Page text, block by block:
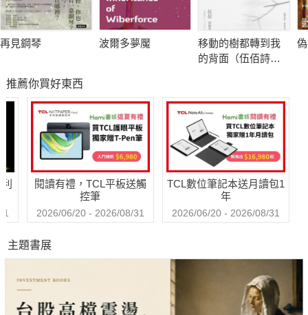
乎現代感官的體驗；在古詩之中，再次發現到生命格局遠遠超出
狹隘的水泥高樓，心胸原來也可以這般清明遼闊。
再見鋼琴 波爾多夢魘
移動的樹都轉到我
的背面（伍佰詩歌
推薦你買好東西
閱讀有禮，TCL平板送觸
控筆
2026/06/20 - 2026/08/31
TCL數位筆記本送月讀包1
年
2026/06/20 - 2026/08/31
主題書展